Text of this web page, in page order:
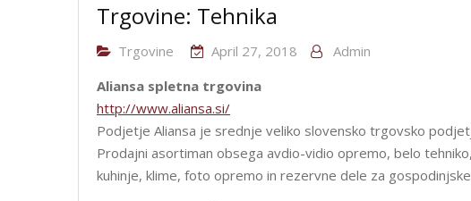
Trgovine: Tehnika
Trgovine April 27, 2018
Admin
Aliansa spletna trgovina
http://www.aliansa.si/
Podjetje Aliansa je srednje veliko slovensko trgovsko
Prodajni asortiman obsega avdio-vidio opremo, belo
kuhinje, klime, foto opremo in rezervne dele za